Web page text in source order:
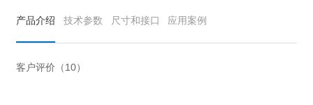
产品介绍 技术参数 尺寸和接口 应用案例
客户评价（10）